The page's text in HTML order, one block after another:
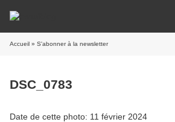
Accueil » S'abonner à la newsletter
DSC_0783
Date de cette photo: 11 février 2024